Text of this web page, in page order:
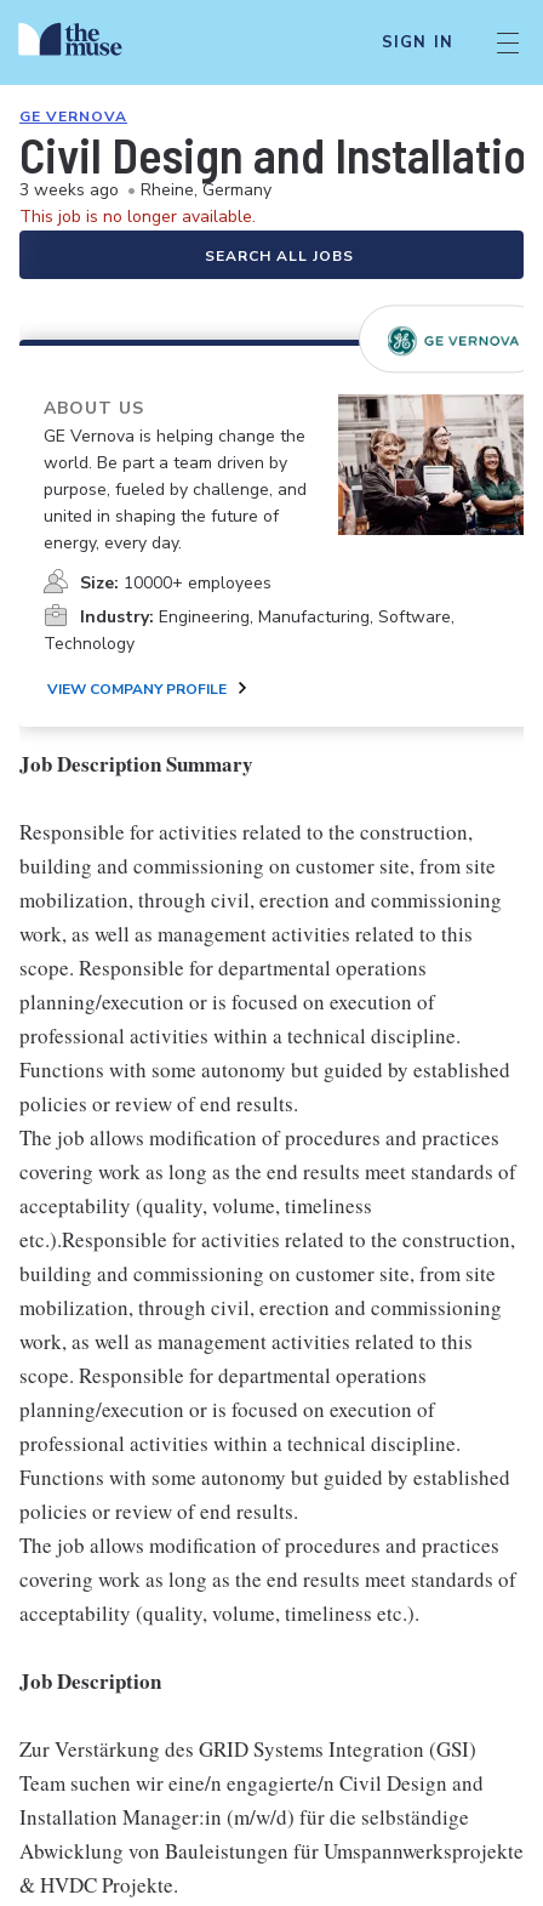
SIGN IN
GE VERNOVA
Civil Design and
3 weeks ago • Rheine, Germany
This job is no longer available.
SEARCH ALL JOBS
ABOUT US
GE Vernova is helping change the
world. Be part a team driven by
purpose, fueled by challenge, and
united in shaping the future of
energy, every day.
Size: 10000+ employees
Industry: Engineering, Manufacturing, Software,
Technology
VIEW COMPANY PROFILE
Job Description Summary
Responsible for activities related to the construction,
building and commissioning on customer site, from site
mobilization, through civil, erection and commissioning
work, as well as management activities related to this
scope. Responsible for departmental operations
planning/execution or is focused on execution of
professional activities within a technical discipline.
Functions with some autonomy but guided by established
policies or review of end results.
The job allows modification of procedures and practices
covering work as long as the end results meet standards of
acceptability (quality, volume, timeliness
etc.).Responsible for activities related to the construction,
building and commissioning on customer site, from site
mobilization, through civil, erection and commissioning
work, as well as management activities related to this
scope. Responsible for departmental operations
planning/execution or is focused on execution of
professional activities within a technical discipline.
Functions with some autonomy but guided by established
policies or review of end results.
The job allows modification of procedures and practices
covering work as long as the end results meet standards of
acceptability (quality, volume, timeliness etc.).
Job Description
Zur Verstärkung des GRID Systems Integration (GSI)
Team suchen wir eine/n engagierte/n Civil Design and
Installation Manager:in (m/w/d) für die selbständige
Abwicklung von Bauleistungen für Umspannwerksprojekte
& HVDC Projekte.